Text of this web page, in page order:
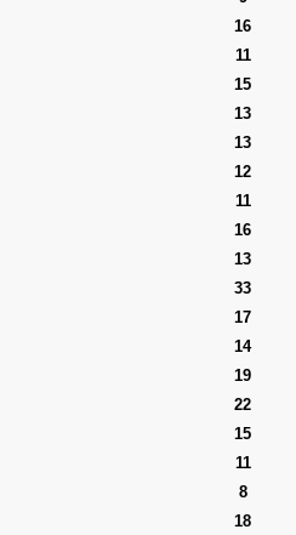
16
11
15
13
13
12
11
16
13
33
17
14
19
22
15
11
8
18